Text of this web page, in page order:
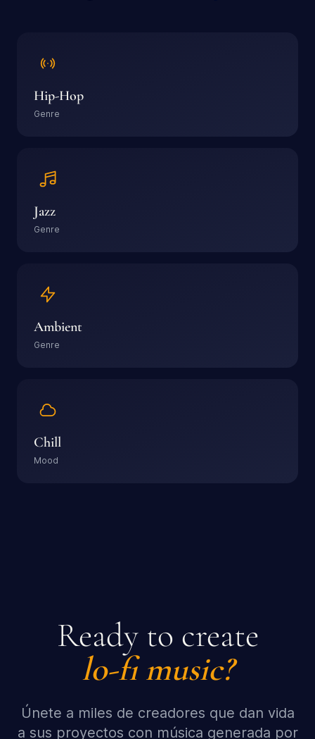
Hip-Hop
Genre
Jazz
Genre
Ambient
Genre
Chill
Mood
Ready to create
lo-fimusic?
Únete a miles de creadores que dan vida
a sus proyectos con música generada por